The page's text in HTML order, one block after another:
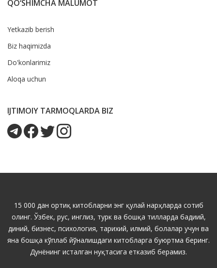
QO‘SHIMCHA MALUMOT
Yetkazib berish
Biz haqimizda
Do'konlarimiz
Aloqa uchun
IJTIMOIY TARMOQLARDA BIZ
15 000 дан ортиқ китобларни энг қулай нарҳларда сотиб
олинг. Ўзбек, рус, инглиз, турк ва бошқа тилларда бадиий,
диний, бизнес, психология, тарихий, илмий, болалар учун ва
яна бошқа кўплаб йўналишдаги китобларга буюртма беринг.
Дунёнинг исталган нуқтасига етказиб берамиз.